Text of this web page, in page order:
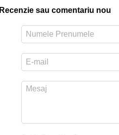
Recenzie sau comentariu nou